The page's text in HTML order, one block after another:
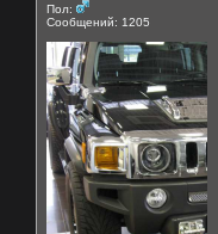
Пол:
Сообщений: 1205